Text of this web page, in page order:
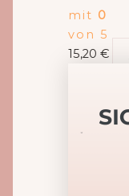
mit 0
von 5
15,20€